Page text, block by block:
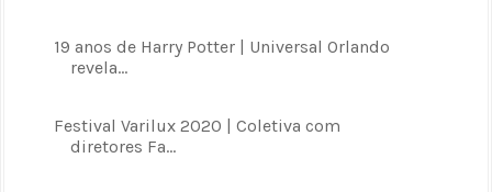
19 anos de Harry Potter | Universal Orlando
revela...
Festival Varilux 2020 | Coletiva com
diretores Fa...